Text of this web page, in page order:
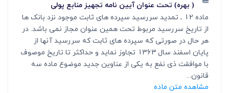
( بهره) تحت عنوان آیین نامه تجهیز منابع پولی
ماده 12 ـ تمدید سررسید سپرده های ثابت موجود نزد بانک ها
از تاریخ سررسید مربوط تحت همین عنوان مجاز نمی باشد. در
هر حال در صورتی که سپرده های ثابت که سررسید آنها از
پایان اسفند سال 1363 تجاوز نماید و حداکثر تا تاریخ موصوف
با موافقت ذی نفع به یکی از عناوین جدید موضوع ماده سه
قانون...
مشاهده متن ماده